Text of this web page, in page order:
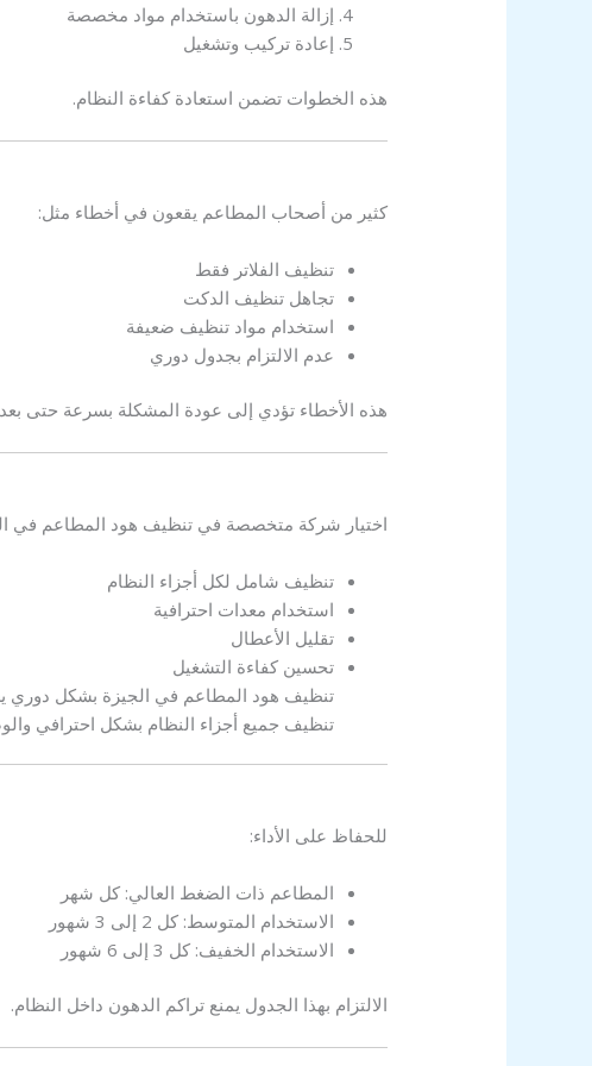
إزالة الدهون باستخدام مواد مخصصة
إعادة تركيب وتشغيل
هذه الخطوات تضمن استعادة كفاءة النظام.
كثير من أصحاب المطاعم يقعون في أخطاء مثل:
تنظيف الفلاتر فقط
تجاهل تنظيف الدكت
استخدام مواد تنظيف ضعيفة
عدم الالتزام بجدول دوري
هذه الأخطاء تؤدي إلى عودة المشكلة بسرعة حتى
اختيار شركة متخصصة في تنظيف هود المطاعم في
تنظيف شامل لكل أجزاء النظام
استخدام معدات احترافية
تقليل الأعطال
تحسين كفاءة التشغيل
تنظيف هود المطاعم في الجيزة بشكل دوري
تنظيف جميع أجزاء النظام بشكل احترافي
للحفاظ على الأداء:
المطاعم ذات الضغط العالي: كل شهر
الاستخدام المتوسط: كل 2 إلى 3 شهور
الاستخدام الخفيف: كل 3 إلى 6 شهور
الالتزام بهذا الجدول يمنع تراكم الدهون داخل النظام.